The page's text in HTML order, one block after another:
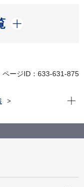
ページID：633-631-875
の実践・行動」キャ
現在